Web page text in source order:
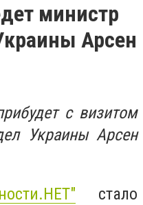
министр
Арсен
с визитом
Украины Арсен
стало